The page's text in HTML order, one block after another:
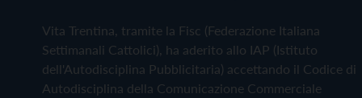
Vita Trentina, tramite la Fisc (Federazione Italiana
Settimanali Cattolici), ha aderito allo IAP (Istituto
dell'Autodisciplina Pubblicitaria) accettando il Codice di
Autodisciplina della Comunicazione Commerciale